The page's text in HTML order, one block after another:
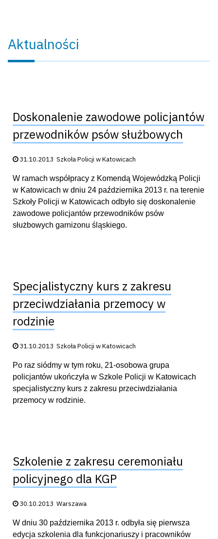
Aktualności
Doskonalenie zawodowe policjantów
przewodników psów służbowych
Data publikacji:
31.10.2013 Szkoła Policji w Katowicach
W ramach współpracy z Komendą Wojewódzką Policji
w Katowicach w dniu 24 października 2013 r. na terenie
Szkoły Policji w Katowicach odbyło się doskonalenie
zawodowe policjantów przewodników psów
służbowych garnizonu śląskiego.
Specjalistyczny kurs z zakresu
przeciwdziałania przemocy w
rodzinie
Data publikacji:
31.10.2013 Szkoła Policji w Katowicach
Po raz siódmy w tym roku, 21-osobowa grupa
policjantów ukończyła w Szkole Policji w Katowicach
specjalistyczny kurs z zakresu przeciwdziałania
przemocy w rodzinie.
Szkolenie z zakresu ceremoniału
policyjnego dla KGP
Data publikacji:
30.10.2013 Warszawa
W dniu 30 października 2013 r. odbyła się pierwsza
edycja szkolenia dla funkcjonariuszy i pracowników